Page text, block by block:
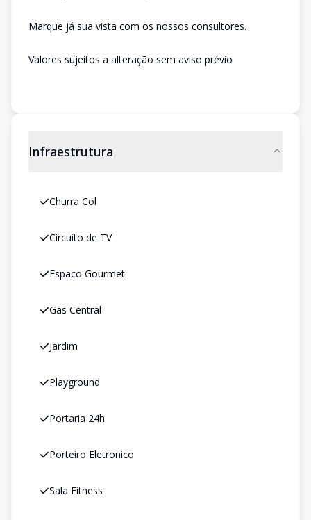
Marque já sua vista com os nossos consultores.
Valores sujeitos a alteração sem aviso prévio
Infraestrutura
Churra Col
Circuito de TV
Espaco Gourmet
Gas Central
Jardim
Playground
Portaria 24h
Porteiro Eletronico
Sala Fitness